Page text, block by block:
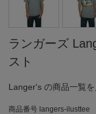
ランガーズ
スト
Langer's の商品一覧を
商品番号 langers-ilusttee